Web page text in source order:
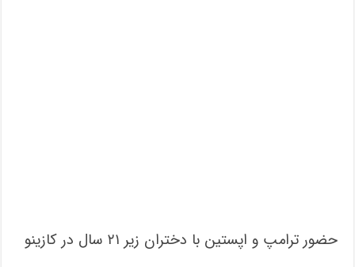
حضور ترامپ و اپستین با دختران زیر ۲۱ سال در کازینو